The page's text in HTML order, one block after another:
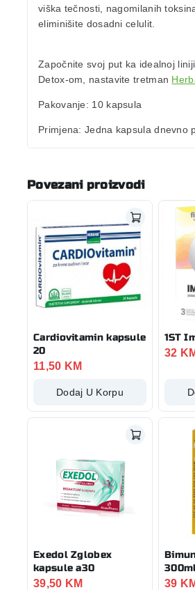
viška tečnosti, nagomilanih
eliminišite dosadni celulit.
Započnite svoj put ka idealnoj
Detox-om, nastavite tretman
Pakovanje: 10 kapsula
Primjena: Jedna kapsula dnevno
Povezani proizvodi
Cardiovitamin kapsule
20
11,50 KM
Dodaj U Korpu
1ST
32
Exedol Zglobex
kapsule a30
39,50 KM
39